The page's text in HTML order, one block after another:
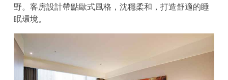
野。客房設計帶點歐式風格，沈穩柔和，打造舒適的睡
眠環境。